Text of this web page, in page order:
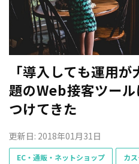
「導入しても運用
題のWeb接客ツー
つけてきた
更新日: 2018年01月31日
EC・通販・ネットショップ カ